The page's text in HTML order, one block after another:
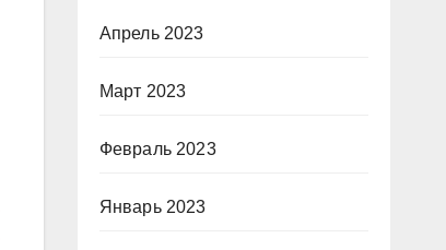
Апрель 2023
Март 2023
Февраль 2023
Январь 2023